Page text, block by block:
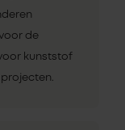
de
kunststof